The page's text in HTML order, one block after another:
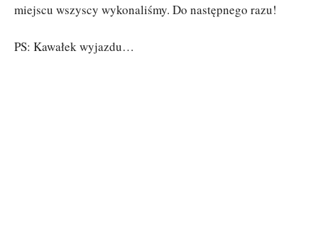
miejscu wszyscy wykonaliśmy. Do następnego razu!
PS: Kawałek wyjazdu…